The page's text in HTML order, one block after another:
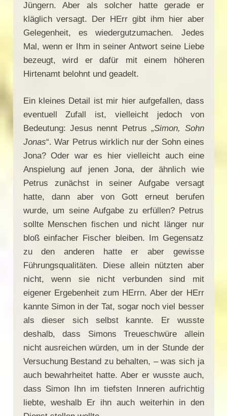
Jüngern. Aber als solcher hatte gerade er
kläglich versagt. Der HErr gibt ihm hier aber
Gelegenheit, es wiedergutzumachen. Jedes
Mal, wenn er Ihm in seiner Antwort seine Liebe
bezeugt, wird er dafür mit einem höheren
Hirtenamt belohnt und geadelt.
Ein kleines Detail ist mir hier aufgefallen, dass
eventuell Zufall ist, vielleicht jedoch von
Bedeutung: Jesus nennt Petrus „Simon, Sohn
Jonas“. War Petrus wirklich nur der Sohn eines
Jona? Oder war es hier vielleicht auch eine
Anspielung auf jenen Jona, der ähnlich wie
Petrus zunächst in seiner Aufgabe versagt
hatte, dann aber von Gott erneut berufen
wurde, um seine Aufgabe zu erfüllen? Petrus
sollte Menschen fischen und nicht länger nur
bloß einfacher Fischer bleiben. Im Gegensatz
zu den anderen hatte er aber gewisse
Führungsqualitäten. Diese allein nützten aber
nicht, wenn sie nicht verbunden sind mit
eigener Ergebenheit zum HErrn. Aber der HErr
kannte Simon in der Tat, sogar noch viel besser
als dieser sich selbst kannte. Er wusste
deshalb, dass Simons Treueschwüre allein
nicht ausreichen würden, um in der Stunde der
Versuchung Bestand zu behalten, – was sich ja
auch bewahrheitet hatte. Aber er wusste auch,
dass Simon Ihn im tiefsten Inneren aufrichtig
liebte, weshalb Er ihn auch weiterhin in den